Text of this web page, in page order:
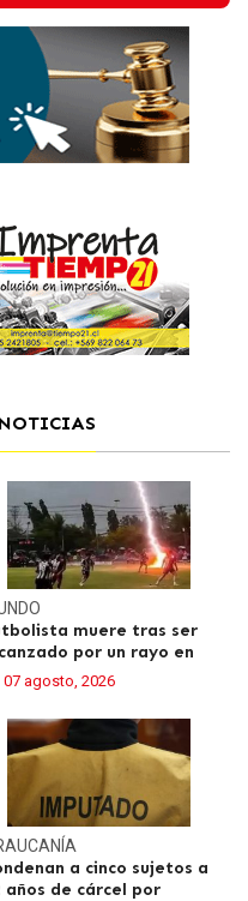
muere tras ser
por un rayo en
07 agosto, 2026
a cinco sujetos a
años de cárcel por